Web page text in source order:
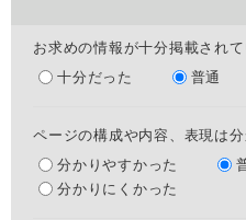
お求めの情報が十分掲載され
十分だった
普通
ページの構成や内容、表現は
分かりやすかった
分かりにくかった